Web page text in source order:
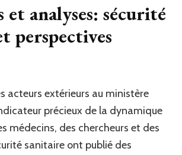
et analyses: sécurité
perspectives
acteurs extérieurs au ministère
précieux de la dynamique
médecins, des chercheurs et des
sanitaire ont publié des